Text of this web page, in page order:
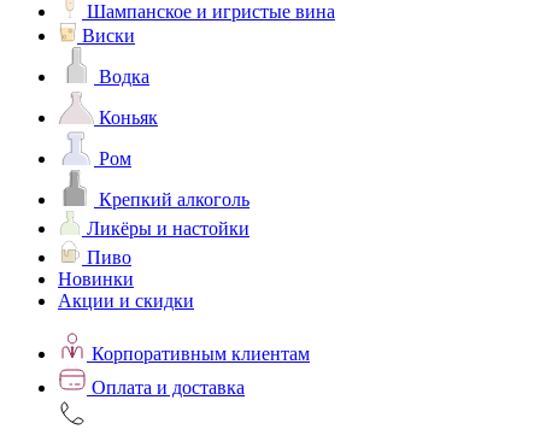
Шампанское и игристые вина
Виски
Водка
Коньяк
Ром
Крепкий алкоголь
Ликёры и настойки
Пиво
Новинки
Акции и скидки
Корпоративным клиентам
Оплата и доставка